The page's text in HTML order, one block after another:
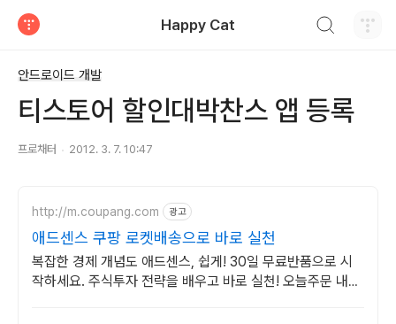
Happy Cat
안드로이드 개발
티스토어 할인대박찬스 앱 등록
프로채터 2012. 3. 7. 10:47
http://m.coupang.com 광고
애드센스 쿠팡 로켓배송으로 바로 실천
복잡한 경제 개념도 애드센스, 쉽게! 30일 무료반품으로 시
작하세요. 주식투자 전략을 배우고 바로 실천! 오늘주문 내일